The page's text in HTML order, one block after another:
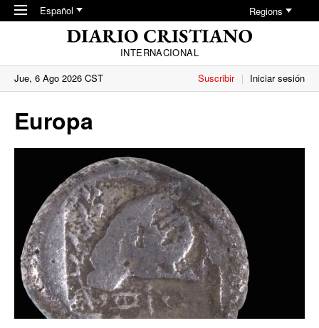
Skip to main content
Español Regions
INTERNACIONAL
Jue, 6 Ago 2026 CST
Suscribir Iniciar sesión
Europa